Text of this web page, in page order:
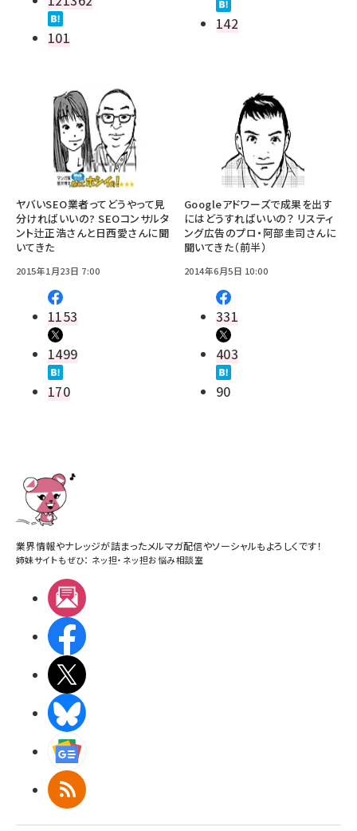
101
142
ヤバいSEO業者ってどうやって見
分ければいいの? SEOコンサルタ
ント辻正浩さんと日西愛さんに聞
いてきた
2015年1月23日 7:00
1153
1499
170
Googleアドワーズで成果を出す
にはどうすればいいの？ リスティ
ング広告のプロ・阿部圭司さんに
聞いてきた（前半）
2014年6月5日 10:00
331
403
90
業界情報やナレッジが詰まったメルマガ配信やソーシャルもよろしくです！
姉妹サイトもぜひ： ネッ担・ ネッ担お悩み相談室
RSS